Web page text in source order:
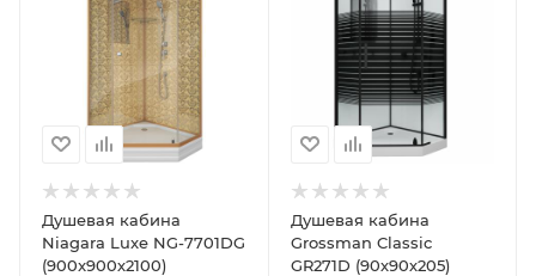
Душевая кабина
Niagara Luxe NG-7701DG
(900x900х2100)
Душевая кабина
Grossman Classic
GR271D (90х90х205)